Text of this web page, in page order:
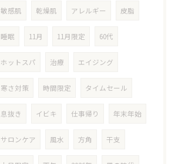
敏感肌 乾燥肌 アレルギー 皮脂
睡眠 11月 11月限定 60代
ホットスパ 治療 エイジング
寒さ対策 時間限定 タイムセール
息抜き イビキ 仕事帰り 年末年始
サロンケア 風水 方角 干支